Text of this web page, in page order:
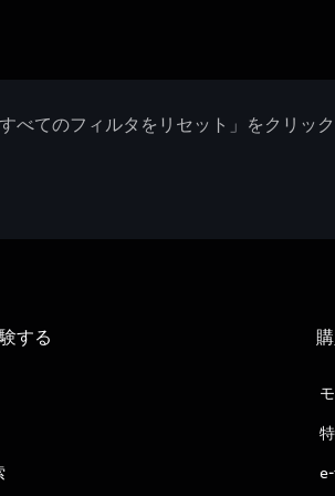
てのフィルタをリセット」をクリッ
する